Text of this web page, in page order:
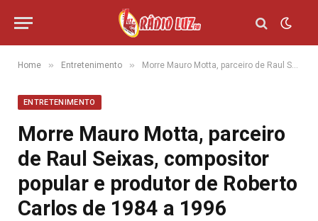
Home » Entretenimento » Morre Mauro Motta, parceiro de Raul Seixas, compositor popular e produtor de Roberto Carlos de 1984 a 1996
ENTRETENIMENTO
Morre Mauro Motta, parceiro
de Raul Seixas, compositor
popular e produtor de Roberto
Carlos de 1984 a 1996